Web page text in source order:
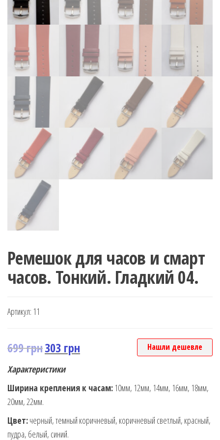
Ремешок для часов и смарт
часов. Тонкий. Гладкий 04.
Артикул: 11
699грн303 грн Нашли дешевле
Характеристики
Ширина крепления к часам: 10мм, 12мм, 14мм, 16мм, 18мм,
20мм, 22мм.
Цвет:черный, темный коричневый, коричневый светлый, красный,
пудра, белый, синий.